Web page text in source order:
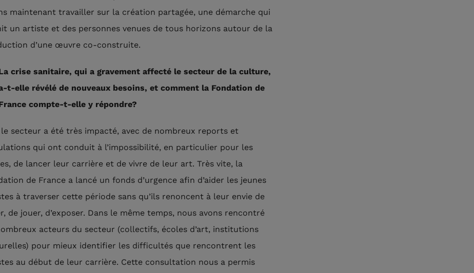
maintenant travailler sur la création partagée, une démarche qui
un artiste et des personnes venues de tous horizons autour de la
d’une œuvre co-construite.
crise sanitaire, qui a gravement affecté le secteur de la culture,
t-elle révélé de nouveaux besoins, et comment la Fondation de
compte-t-elle y répondre?
le secteur a été très impacté, avec de nombreux reports et
qui ont conduit à l’impossibilité, en particulier pour les
de lancer leur carrière et de vivre de leur art. Très vite, la
de France a lancé un fonds d’urgence afin d’aider les jeunes
à traverser cette période sans qu’ils renoncent à leur envie de
de jouer, d’exposer. Dans le même temps, nous avons rencontré
acteurs du secteur (collectifs, écoles d’art, institutions
pour mieux identifier les difficultés que rencontrent les
au début de leur carrière. Cette consultation nous a permis